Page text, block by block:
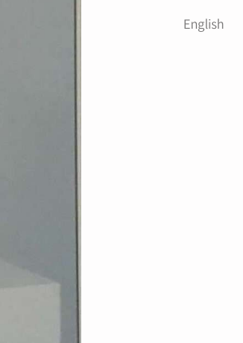
English